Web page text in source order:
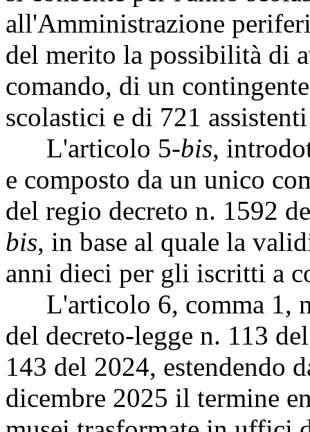
all'Amministrazione
del merito la possibilità di
comando, di un
scolastici e di 721
L'articolo 5-bis,
e composto da un unico
del regio decreto n. 1592
bis, in base al quale la
anni dieci per gli iscritti a
L'articolo 6, comma 1,
del decreto-legge n. 113
143 del 2024, estendendo
dicembre 2025 il termine